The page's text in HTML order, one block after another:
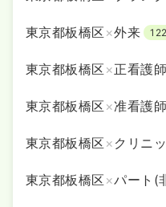
東京都板橋区 ×外来 122
東京都板橋区 ×正看護師
東京都板橋区 ×准看護師
東京都板橋区 × クリニ
東京都板橋区 ×パート(